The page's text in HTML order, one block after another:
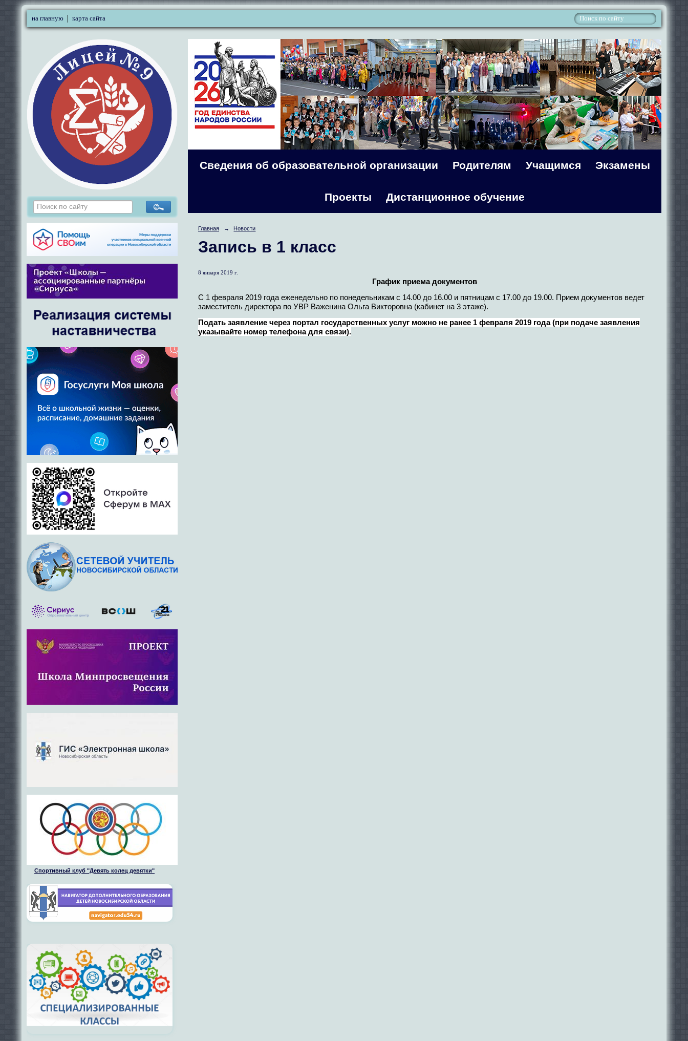
на главную карта сайта
Спортивный клуб "Девять колец девятки"
Сведения об образовательной организации Родителям Учащимся Экзамены
Проекты Дистанционное обучение
Главная → Новости
Запись в 1 класс
8 января 2019 г.
График приема документов
С 1 февраля 2019 года еженедельно по понедельникам с 14.00 до 16.00 и пятницам с 17.00 до 19.00. Прием документов ведет
заместитель директора по УВР Важенина Ольга Викторовна (кабинет на 3 этаже).
Подать заявление через портал государственных услуг можно не ранее 1 февраля 2019 года (при подаче заявления
указывайте номер телефона для связи).